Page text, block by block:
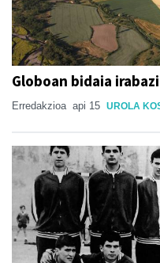
Globoan bidaia
Erredakzioa api 15 UROLA